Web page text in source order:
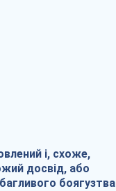
і, схоже,
досвід, або
боягузтва